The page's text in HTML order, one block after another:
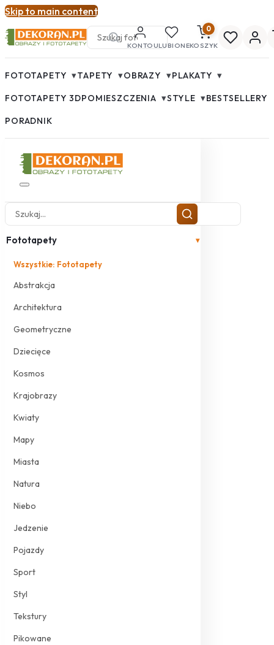
Skip to main content
KONTOULUBIONE
0
KOSZYK
FOTOTAPETY ▾TAPETY ▾OBRAZY ▾PLAKATY ▾
FOTOTAPETY 3DPOMIESZCZENIA ▾STYLE ▾BESTSELLERY
PORADNIK
Fototapety ▾
Wszystkie: Fototapety
Abstrakcja
Architektura
Geometryczne
Dziecięce
Kosmos
Krajobrazy
Kwiaty
Mapy
Miasta
Natura
Niebo
Jedzenie
Pojazdy
Sport
Styl
Tekstury
Pikowane